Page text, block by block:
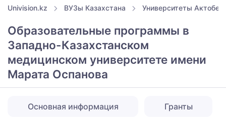
Univision.kz ВУЗы Казахстана Университеты Актобе
Образовательные программы в
Западно-Казахстанском
медицинском университете имени
Марата Оспанова
Основная информация Гранты